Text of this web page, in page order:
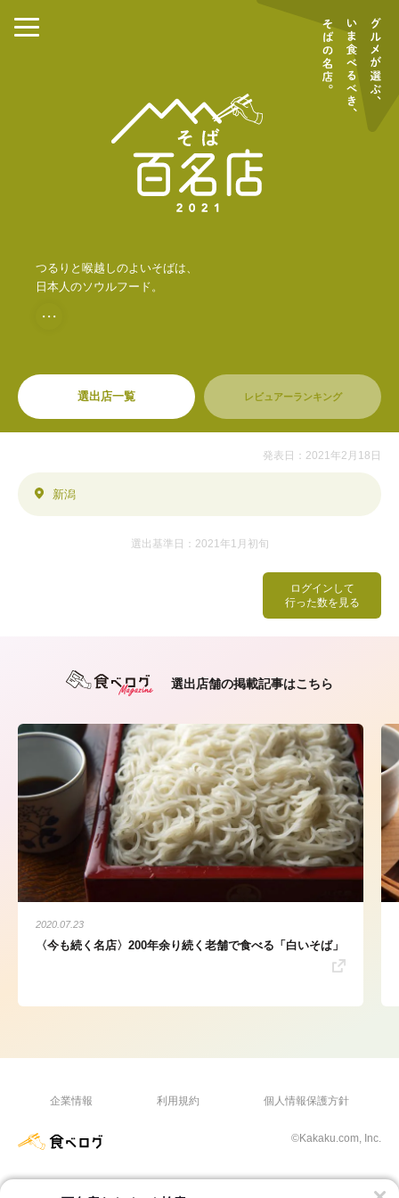
つるりと喉越しのよいそばは、
日本人のソウルフード。
・・・
選出店一覧 レビュアーランキング
ログインして
行った数を見る
発表日：2021年2月18日
新潟
選出基準日：2021年1月初旬
選出店舗の掲載記事はこちら
2020.07.23
〈今も続く名店〉200年余り続く老舗で食べる「白いそば」
企業情報 利用規約 個人情報保護方針
©Kakaku.com, Inc.